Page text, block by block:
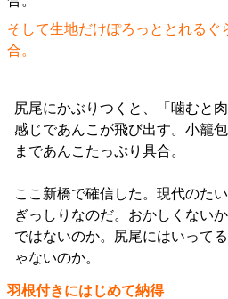
そして生地だけぽろっととれるぐ
合。
尻尾にかぶりつくと、「噛むと
感じであんこが飛び出す。小籠
まであんこたっぷり具合。
ここ新橋で確信した。現代のた
ぎっしりなのだ。おかしくない
ではないのか。尻尾にはいって
ゃないのか。
羽根付きにはじめて納得